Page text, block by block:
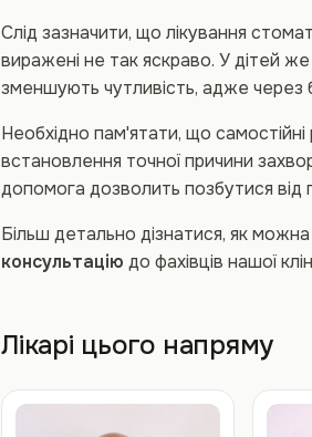
Слід зазначити, що лікування
виражені не так яскраво. У дітей
зменшують чутливість, адже через
Необхідно пам'ятати, що
встановлення точної причини
допомога дозволить позбутися
Більш детально дізнатися, як
консультацію до фахівців нашої
Лікарі цього напряму